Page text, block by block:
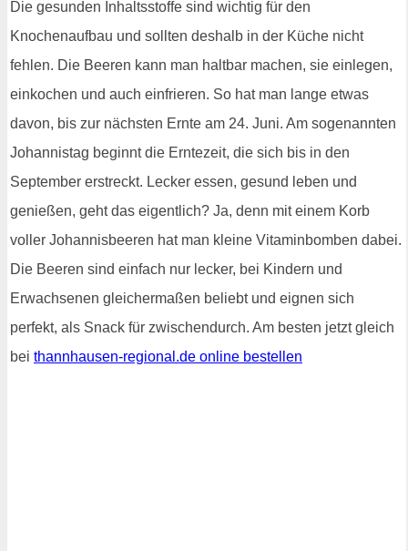
Die gesunden Inhaltsstoffe sind wichtig für den
Knochenaufbau und sollten deshalb in der Küche nicht
fehlen. Die Beeren kann man haltbar machen, sie einlegen,
einkochen und auch einfrieren. So hat man lange etwas
davon, bis zur nächsten Ernte am 24. Juni. Am sogenannten
Johannistag beginnt die Erntezeit, die sich bis in den
September erstreckt. Lecker essen, gesund leben und
genießen, geht das eigentlich? Ja, denn mit einem Korb
voller Johannisbeeren hat man kleine Vitaminbomben dabei.
Die Beeren sind einfach nur lecker, bei Kindern und
Erwachsenen gleichermaßen beliebt und eignen sich
perfekt, als Snack für zwischendurch. Am besten jetzt gleich
bei thannhausen-regional.de online bestellen